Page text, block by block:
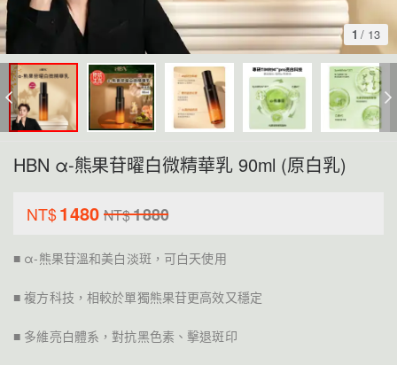
1 / 13
HBN α-熊果苷曜白微精華乳 90ml (原白乳)
NT$1480 NT$1880
■ α-熊果苷溫和美白淡斑，可白天使用
■ 複方科技，相較於單獨熊果苷更高效又穩定
■ 多維亮白體系，對抗黑色素、擊退斑印